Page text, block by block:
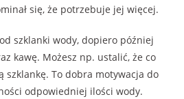
się, że potrzebuje jej więcej.
szklanki wody, dopiero później
kawę. Możesz np. ustalić, że co
szklankę. To dobra motywacja do
odpowiedniej ilości wody.